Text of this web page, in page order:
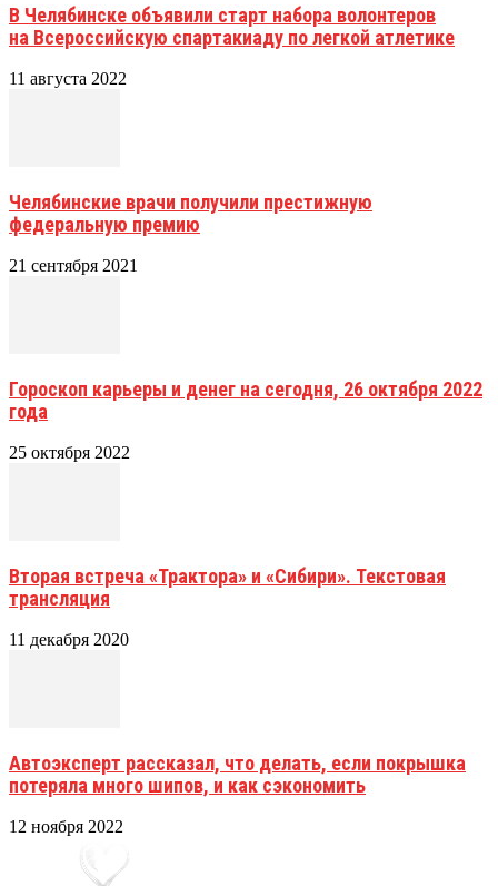
В Челябинске объявили старт набора волонтеров
на Всероссийскую спартакиаду по легкой атлетике
11 августа 2022
Челябинские врачи получили престижную
федеральную премию
21 сентября 2021
Гороскоп карьеры и денег на сегодня, 26 октября 2022
года
25 октября 2022
Вторая встреча «Трактора» и «Сибири». Текстовая
трансляция
11 декабря 2020
Автоэксперт рассказал, что делать, если покрышка
потеряла много шипов, и как сэкономить
12 ноября 2022